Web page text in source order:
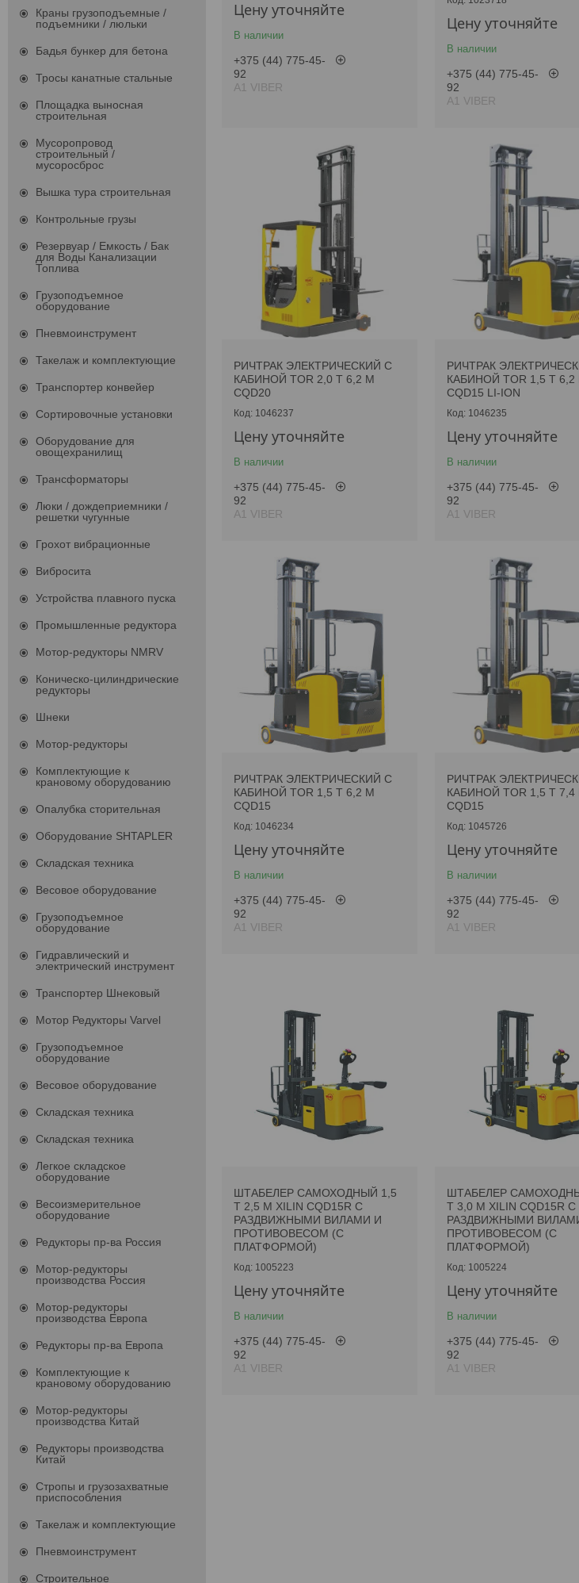
Цену уточняйте
В наличии
+375 (44) 775-45-
92
А1 VIBER
Цену уточняйте
В наличии
+375 (44) 775-45-
92
А1 VIBER
РИЧТРАК ЭЛЕКТРИЧЕСКИЙ С
КАБИНОЙ TOR 2,0 Т 6,2 М
CQD20
1046237
Цену уточняйте
В наличии
+375 (44) 775-45-
92
А1 VIBER
РИЧТРАК
КАБИНОЙ TOR 1,5 Т 6,2
CQD15 LI-ION
1046235
Цену уточняйте
В наличии
+375 (44) 775-45-
92
А1 VIBER
РИЧТРАК ЭЛЕКТРИЧЕСКИЙ С
КАБИНОЙ TOR 1,5 Т 6,2 М
CQD15
1046234
Цену уточняйте
В наличии
+375 (44) 775-45-
92
А1 VIBER
РИЧТРАК
КАБИНОЙ TOR 1,5 Т 7,4
CQD15
1045726
Цену уточняйте
В наличии
+375 (44) 775-45-
92
А1 VIBER
ШТАБЕЛЕР САМОХОДНЫЙ 1,5
Т 2,5 М XILIN CQD15R С
РАЗДВИЖНЫМИ ВИЛАМИ И
ПРОТИВОВЕСОМ (С
ПЛАТФОРМОЙ)
1005223
Цену уточняйте
В наличии
+375 (44) 775-45-
92
А1 VIBER
ШТАБЕЛЕР
Т 3,0 М XILIN CQD15R С
РАЗДВИЖНЫМИ
ПРОТИВОВЕСОМ (С
ПЛАТФОРМОЙ)
1005224
Цену уточняйте
В наличии
+375 (44) 775-45-
92
А1 VIBER
Краны грузоподъемные /
подъемники / люльки
Бадья бункер для бетона
Тросы канатные стальные
Площадка выносная
строительная
Мусоропровод
строительный /
мусоросброс
Вышка тура строительная
Контрольные грузы
Резервуар / Емкость / Бак
для Воды Канализации
Топлива
Грузоподъемное
оборудование
Пневмоинструмент
Такелаж и комплектующие
Транспортер конвейер
Сортировочные установки
Оборудование для
овощехранилищ
Трансформаторы
Люки / дождеприемники /
решетки чугунные
Грохот вибрационные
Вибросита
Устройства плавного пуска
Промышленные редуктора
Мотор-редукторы NMRV
Коническо-цилиндрические
редукторы
Шнеки
Мотор-редукторы
Комплектующие к
крановому оборудованию
Опалубка сторительная
Оборудование SHTAPLER
Складская техника
Весовое оборудование
Грузоподъемное
оборудование
Гидравлический и
электрический инструмент
Транспортер Шнековый
Мотор Редукторы Varvel
Грузоподъемное
оборудование
Весовое оборудование
Складская техника
Складская техника
Легкое складское
оборудование
Весоизмерительное
оборудование
Редукторы пр-ва Россия
Мотор-редукторы
производства Россия
Мотор-редукторы
производства Европа
Редукторы пр-ва Европа
Комплектующие к
крановому оборудованию
Мотор-редукторы
производства Китай
Редукторы производства
Китай
Стропы и грузозахватные
приспособления
Такелаж и комплектующие
Пневмоинструмент
Строительное